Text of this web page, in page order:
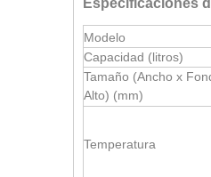
Especificaciones
Modelo
Capacidad (litros)
Tamaño (Ancho x
Alto) (mm)
Temperatura